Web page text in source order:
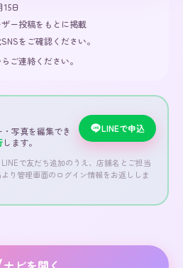
15日
ー投稿をもとに掲載
をご確認ください。
ご連絡ください。
写真を編集でき
します。
LINEで申込
で友だち追加のうえ、店舗名とご担当
り管理画面のログイン情報をお返ししま